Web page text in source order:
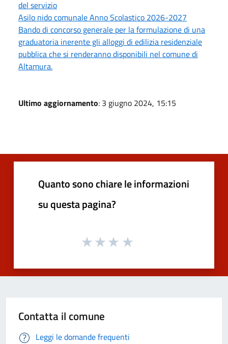
del servizio
Asilo nido comunale Anno Scolastico 2026-2027
Bando di concorso generale per la formulazione di una
graduatoria inerente gli alloggi di edilizia residenziale
pubblica che si renderanno disponibili nel comune di
Altamura.
Ultimo aggiornamento: 3 giugno 2024, 15:15
Quanto sono chiare le informazioni
su questa pagina?
Contatta il comune
Leggi le domande frequenti